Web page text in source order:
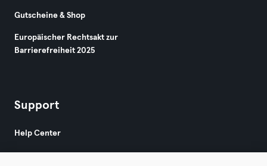
Gutscheine & Shop
Europäischer Rechtsakt zur
Barrierefreiheit 2025
Support
Help Center